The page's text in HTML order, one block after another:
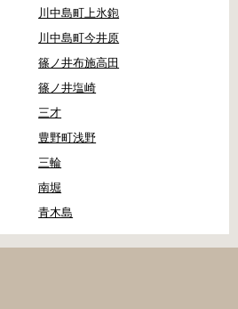
川中島町上氷鉋
川中島町今井原
篠ノ井布施高田
篠ノ井塩崎
三才
豊野町浅野
三輪
南堀
青木島